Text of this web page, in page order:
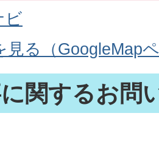
ビ
見る（GoogleMap
関するお問